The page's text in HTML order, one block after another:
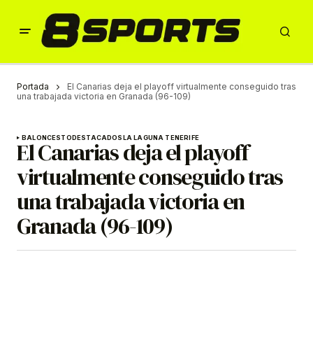
Portada
El Canarias deja el playoff virtualmente conseguido tras
una trabajada victoria en Granada (96-109)
BALONCESTODESTACADOSLA LAGUNA TENERIFE
El Canarias deja el playoff
virtualmente conseguido tras
una trabajada victoria en
Granada (96-109)